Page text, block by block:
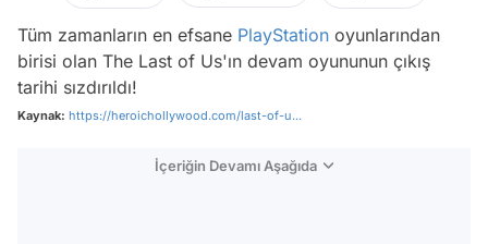
Tüm zamanların en efsane PlayStation oyunlarından
birisi olan The Last of Us'ın devam oyununun çıkış
tarihi sızdırıldı!
Kaynak: https://heroichollywood.com/last-of-u...
İçeriğin Devamı Aşağıda